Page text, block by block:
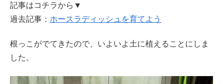
記事はコチラから▼
過去記事： ホースラディッシュを育てよう
根っこがでてきたので、いよいよ土に植えることにしま
した。